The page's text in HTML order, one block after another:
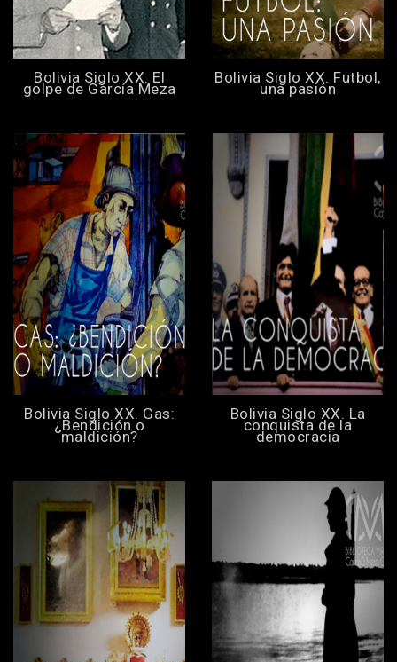
Bolivia Siglo XX. El
golpe de García Meza
Bolivia Siglo XX. Futbol,
una pasión
Bolivia Siglo XX. Gas:
¿Bendición o
maldición?
Bolivia Siglo XX. La
conquista de la
democracia